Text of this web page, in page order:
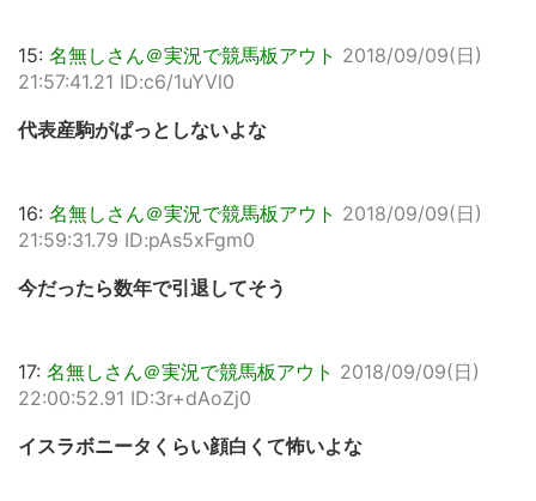
15: 名無しさん＠実況で競馬板アウト 2018/09/09(日)
21:57:41.21 ID:c6/1uYVl0
代表産駒がぱっとしないよな
16: 名無しさん＠実況で競馬板アウト 2018/09/09(日)
21:59:31.79 ID:pAs5xFgm0
今だったら数年で引退してそう
17: 名無しさん＠実況で競馬板アウト 2018/09/09(日)
22:00:52.91 ID:3r+dAoZj0
イスラボニータくらい顔白くて怖いよな